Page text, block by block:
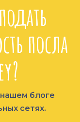
посла
блоге
сетях.